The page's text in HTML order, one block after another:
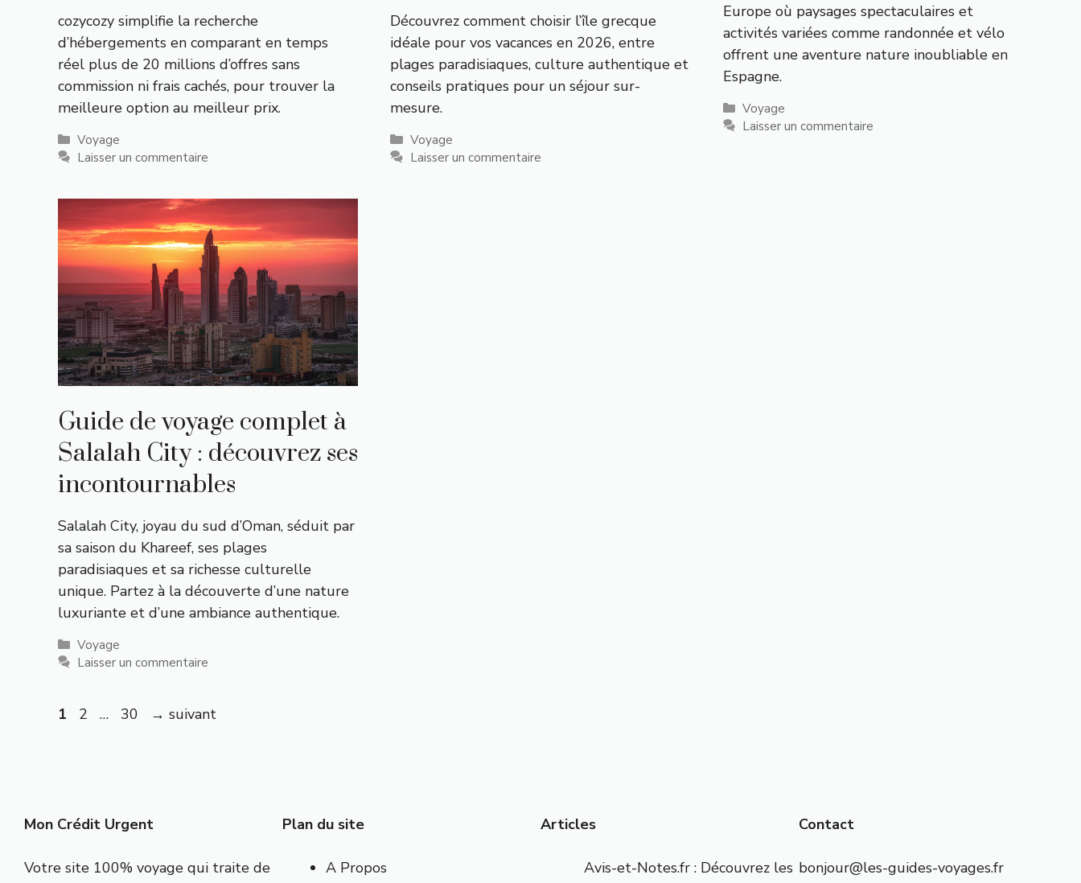
cozycozy simplifie la recherche
d’hébergements en comparant en temps
réel plus de 20 millions d’offres sans
commission ni frais cachés, pour trouver la
meilleure option au meilleur prix.
Catégories
Voyage
Laisser un commentaire
Découvrez comment choisir l’île grecque
idéale pour vos vacances en 2026, entre
plages paradisiaques, culture authentique et
conseils pratiques pour un séjour sur-
mesure.
Catégories
Voyage
Laisser un commentaire
Europe où paysages spectaculaires et
activités variées comme randonnée et vélo
offrent une aventure nature inoubliable en
Espagne.
Catégories
Voyage
Laisser un commentaire
Guide de voyage complet à
Salalah City : découvrez ses
incontournables
Salalah City, joyau du sud d’Oman, séduit par
sa saison du Khareef, ses plages
paradisiaques et sa richesse culturelle
unique. Partez à la découverte d’une nature
luxuriante et d’une ambiance authentique.
Catégories
Voyage
Laisser un commentaire
Page
1 Page
2 … Page
30 → suivant
Mon Crédit Urgent
Votre site 100% voyage qui traite de
Plan du site
A Propos
Articles
Avis-et-Notes.fr : Découvrez les
Contact
bonjour@les-guides-voyages.fr